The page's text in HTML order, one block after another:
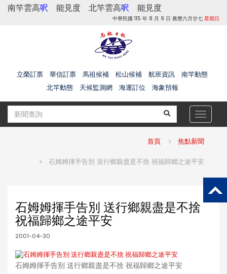
南竿雲高呎 能見度 北竿雲高呎 能見度
中華民國 115 年 8 月 9 日 農曆六月廿七 星期日
立榮訂票 華信訂票 馬祖候補 松山候補 航班資訊
南竿動態
北竿動態
天候監測網 海運訂位 海象預報
Toggle
首頁 焦點新聞
石姆姆揮手告別 送行鄉親盡是不捨 祝福歸鄉之途平安
石姆姆揮手告別 送行鄉親盡是不捨
祝福歸鄉之途平安
2001-04-30
石姆姆揮手告別 送行鄉親盡是不捨 祝福歸鄉之途平安